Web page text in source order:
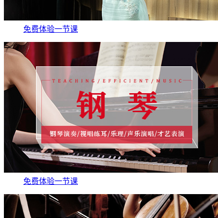
免费体验一节课
免费体验一节课